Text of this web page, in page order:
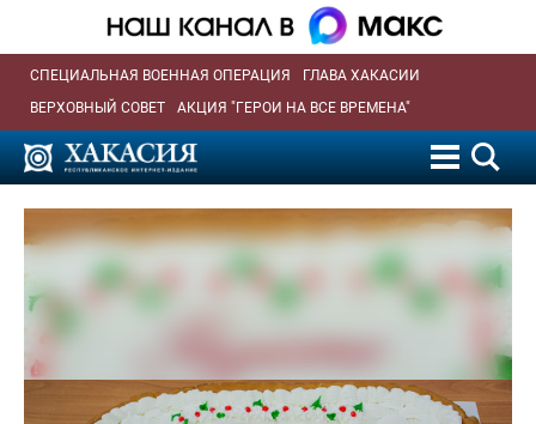
СПЕЦИАЛЬНАЯ ВОЕННАЯ ОПЕРАЦИЯ
ГЛАВА ХАКАСИИ
ВЕРХОВНЫЙ СОВЕТ
АКЦИЯ "ГЕРОИ НА ВСЕ ВРЕМЕНА"